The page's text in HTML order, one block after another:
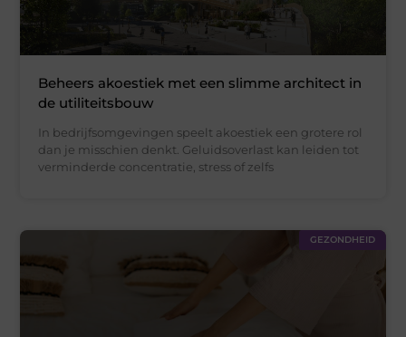
Beheers akoestiek met een slimme architect in
de utiliteitsbouw
In bedrijfsomgevingen speelt akoestiek een grotere rol
dan je misschien denkt. Geluidsoverlast kan leiden tot
verminderde concentratie, stress of zelfs
GEZONDHEID